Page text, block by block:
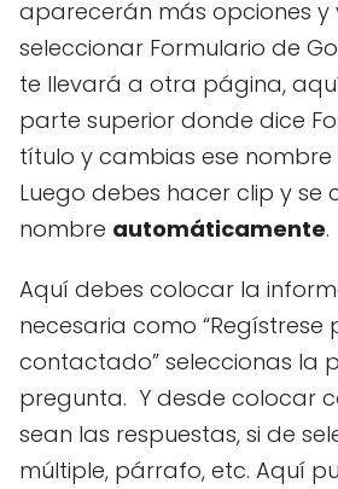
aparecerán más opciones y
seleccionar Formulario de
te llevará a otra página,
parte superior donde dice
título y cambias ese nombre
Luego debes hacer clip y se
nombre automáticamente.
Aquí debes colocar la
necesaria como “Regístrese
contactado” seleccionas la
pregunta. Y desde colocar
sean las respuestas, si de
múltiple, párrafo, etc. Aquí